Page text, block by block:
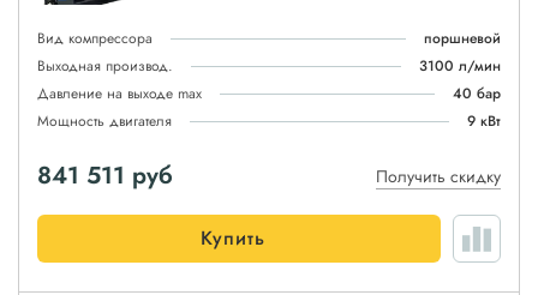
Вид компрессора
поршневой
Выходная производ.
3100 л/мин
Давление на выходе max
40 бар
Мощность двигателя
9 кВт
841 511 руб Получить скидку
Купить